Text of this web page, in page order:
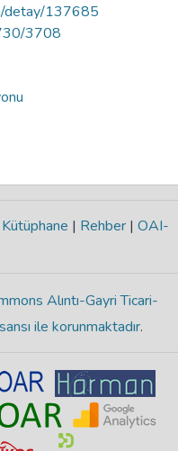
detay/137685
3708
Kütüphane | Rehber | OAI-
Alıntı-Gayri Ticari-
ile korunmaktadır.